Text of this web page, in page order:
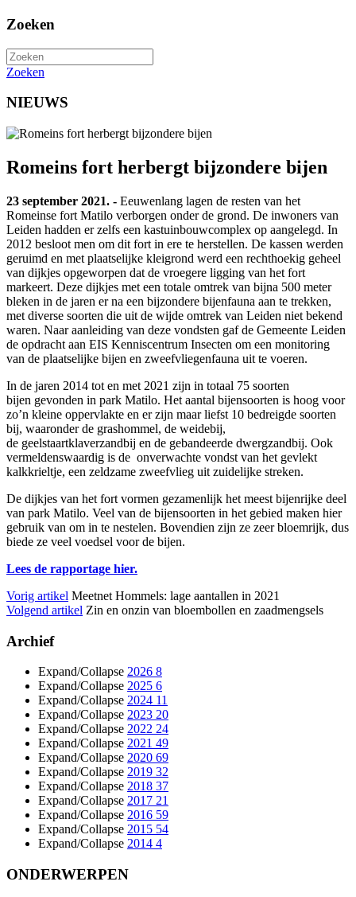
Zoeken
Zoeken
NIEUWS
Romeins fort herbergt bijzondere bijen
23 september 2021. - Eeuwenlang lagen de resten van het
Romeinse fort Matilo verborgen onder de grond. De inwoners van
Leiden hadden er zelfs een kastuinbouwcomplex op aangelegd. In
2012 besloot men om dit fort in ere te herstellen. De kassen werden
geruimd en met plaatselijke kleigrond werd een rechthoekig geheel
van dijkjes opgeworpen dat de vroegere ligging van het fort
markeert. Deze dijkjes met een totale omtrek van bijna 500 meter
bleken in de jaren er na een bijzondere bijenfauna aan te trekken,
met diverse soorten die uit de wijde omtrek van Leiden niet bekend
waren. Naar aanleiding van deze vondsten gaf de Gemeente Leiden
de opdracht aan EIS Kenniscentrum Insecten om een monitoring
van de plaatselijke bijen en zweefvliegenfauna uit te voeren.
In de jaren 2014 tot en met 2021 zijn in totaal 75 soorten
bijen gevonden in park Matilo. Het aantal bijensoorten is hoog voor
zo’n kleine oppervlakte en er zijn maar liefst 10 bedreigde soorten
bij, waaronder de grashommel, de weidebij,
de geelstaartklaverzandbij en de gebandeerde dwergzandbij. Ook
vermeldenswaardig is de onverwachte vondst van het gevlekt
kalkkrieltje, een zeldzame zweefvlieg uit zuidelijke streken.
De dijkjes van het fort vormen gezamenlijk het meest bijenrijke deel
van park Matilo. Veel van de bijensoorten in het gebied maken hier
gebruik van om in te nestelen. Bovendien zijn ze zeer bloemrijk, dus
biede ze veel voedsel voor de bijen.
Lees de rapportage hier.
Vorig artikel Meetnet Hommels: lage aantallen in 2021
Volgend artikel Zin en onzin van bloembollen en zaadmengsels
Archief
Expand/Collapse 2026 8
Expand/Collapse 2025 6
Expand/Collapse 2024 11
Expand/Collapse 2023 20
Expand/Collapse 2022 24
Expand/Collapse 2021 49
Expand/Collapse 2020 69
Expand/Collapse 2019 32
Expand/Collapse 2018 37
Expand/Collapse 2017 21
Expand/Collapse 2016 59
Expand/Collapse 2015 54
Expand/Collapse 2014 4
ONDERWERPEN